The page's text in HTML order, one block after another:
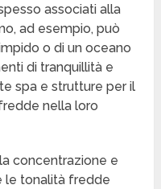
associati alla
ad esempio, può
o di un oceano
di tranquillità e
spa e strutture per il
nella loro
concentrazione e
le tonalità fredde